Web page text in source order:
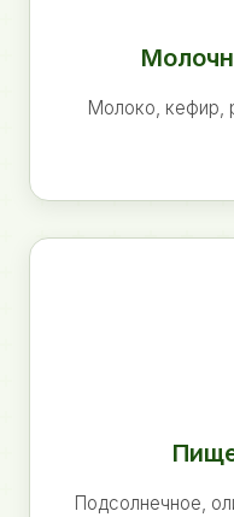
Молоко, кефир,
Подсолнечное,